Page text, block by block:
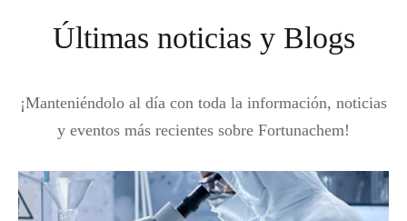
Últimas noticias y Blogs
¡Manteniéndolo al día con toda la información, noticias
y eventos más recientes sobre Fortunachem!